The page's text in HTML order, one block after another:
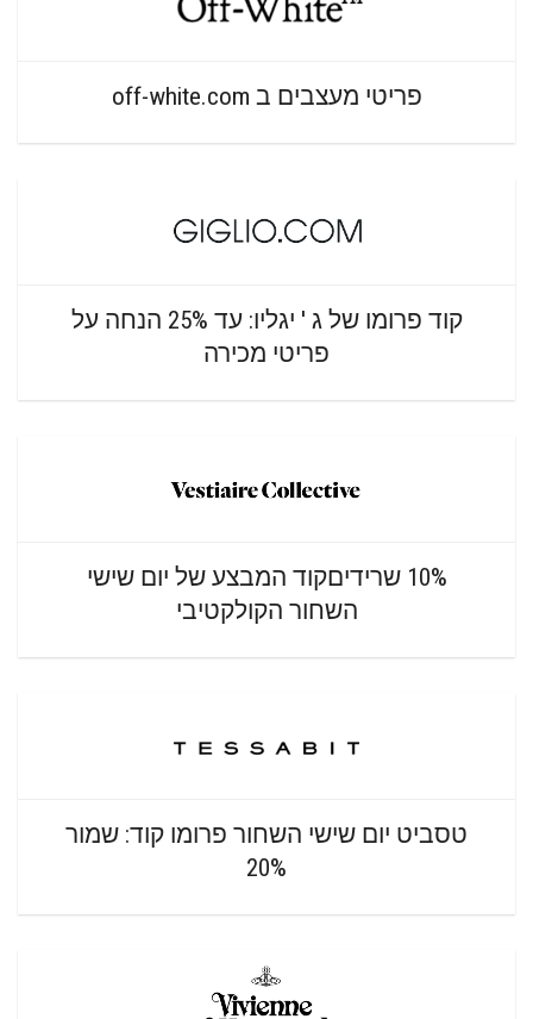
פריטי מעצבים ב off-white.com
קוד פרומו של ג ' יגליו: עד 25% הנחה על
פריטי מכירה
10% שרידיםקוד המבצע של יום שישי
השחור הקולקטיבי
טסביט יום שישי השחור פרומו קוד: שמור
20%